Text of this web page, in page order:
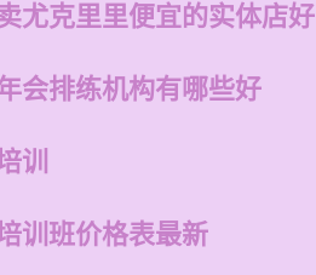
尤克里里便宜的实体店好
会排练机构有哪些好
训
训班价格表最新